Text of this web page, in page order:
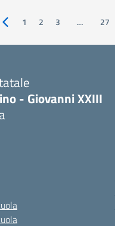
Pagina precedente
1 2 3 … 27
- Giovanni XXIII